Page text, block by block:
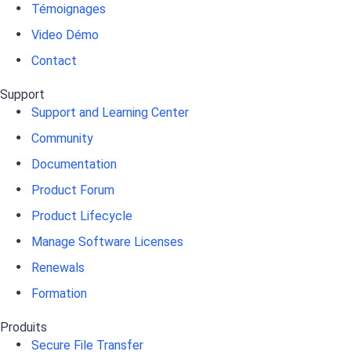
Témoignages
Video Démo
Contact
Support
Support and Learning Center
Community
Documentation
Product Forum
Product Lifecycle
Manage Software Licenses
Renewals
Formation
Produits
Secure File Transfer